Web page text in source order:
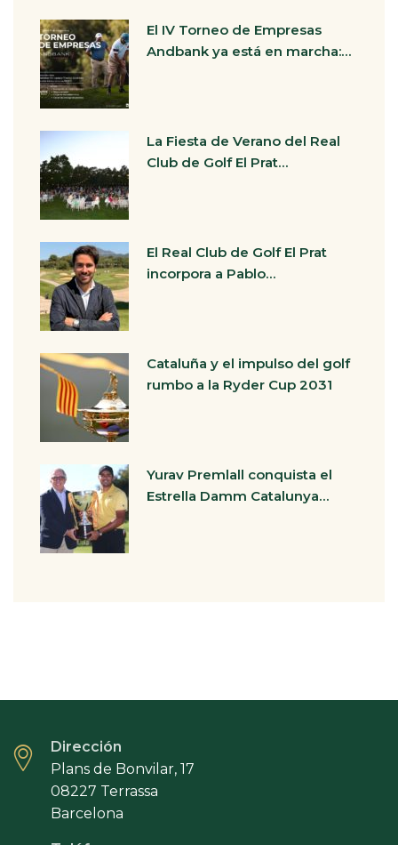
El IV Torneo de Empresas
Andbank ya está en marcha:…
La Fiesta de Verano del Real
Club de Golf El Prat…
El Real Club de Golf El Prat
incorpora a Pablo…
Cataluña y el impulso del golf
rumbo a la Ryder Cup 2031
Yurav Premlall conquista el
Estrella Damm Catalunya…
Dirección
Plans de Bonvilar, 17
08227 Terrassa
Barcelona